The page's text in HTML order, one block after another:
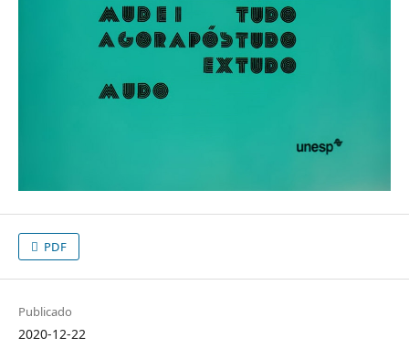
PDF
Publicado
2020-12-22